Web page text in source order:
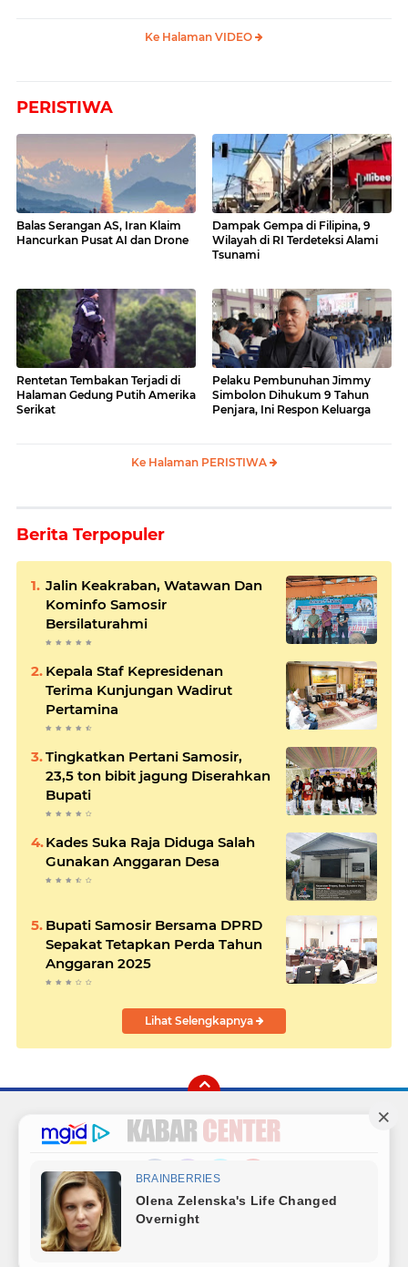
Ke Halaman VIDEO
PERISTIWA
Balas Serangan AS, Iran Klaim
Hancurkan Pusat AI dan Drone
Dampak Gempa di Filipina, 9
Wilayah di RI Terdeteksi Alami
Tsunami
Rentetan Tembakan Terjadi di
Halaman Gedung Putih Amerika
Serikat
Pelaku Pembunuhan Jimmy
Simbolon Dihukum 9 Tahun
Penjara, Ini Respon Keluarga
Ke Halaman PERISTIWA
Berita Terpopuler
Jalin Keakraban, Watawan Dan
Kominfo Samosir
Bersilaturahmi
Kepala Staf Kepresidenan
Terima Kunjungan Wadirut
Pertamina
Tingkatkan Pertani Samosir,
23,5 ton bibit jagung Diserahkan
Bupati
Kades Suka Raja Diduga Salah
Gunakan Anggaran Desa
Bupati Samosir Bersama DPRD
Sepakat Tetapkan Perda Tahun
Anggaran 2025
Lihat Selengkapnya
FacebookInstagram
TwitterYouTube
Redaksi Sitemap Hubungi Kami